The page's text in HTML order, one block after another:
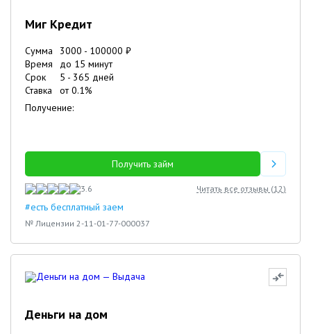
Миг Кредит
Сумма 3000 - 100000 ₽
Время
до 15 минут
Срок
5 - 365 дней
Ставка
от0.1%
Получение:
Получить займ
3.6 Читать все отзывы (12)
#есть бесплатный заем
№ Лицензии 2-11-01-77-000037
Деньги на дом